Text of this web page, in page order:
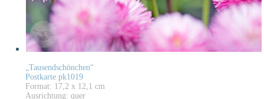
„Tausendschönchen“
Postkarte pk1019
Format: 17,2 x 12,1 cm
Ausrichtung: quer